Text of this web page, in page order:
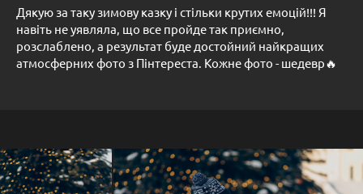
Дякую за таку зимову казку і стільки крутих емоцій!!! Я
навіть не уявляла, що все пройде так приємно,
розслаблено, а результат буде достойний найкращих
атмосферних фото з Пінтереста. Кожне фото - шедевр🔥